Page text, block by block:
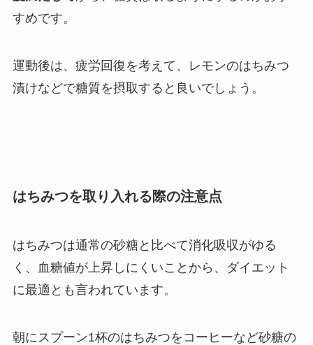
すめです。
運動後は、疲労回復を考えて、レモンのはちみつ
漬けなどで糖質を摂取すると良いでしょう。
はちみつを取り入れる際の注意点
はちみつは通常の砂糖と比べて消化吸収がゆる
く、血糖値が上昇しにくいことから、ダイエット
に最適とも言われています。
朝にスプーン1杯のはちみつをコーヒーなど砂糖の